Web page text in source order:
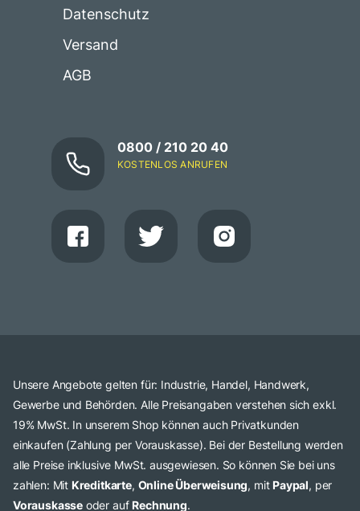
Datenschutz
Versand
AGB
0800 / 210 20 40
KOSTENLOS ANRUFEN
Unsere Angebote gelten für: Industrie, Handel, Handwerk,
Gewerbe und Behörden. Alle Preisangaben verstehen sich exkl.
19% MwSt. In unserem Shop können auch Privatkunden
einkaufen (Zahlung per Vorauskasse). Bei der Bestellung werden
alle Preise inklusive MwSt. ausgewiesen. So können Sie bei uns
zahlen: Mit Kreditkarte, Online Überweisung, mit Paypal, per
Vorauskasse oder auf Rechnung.